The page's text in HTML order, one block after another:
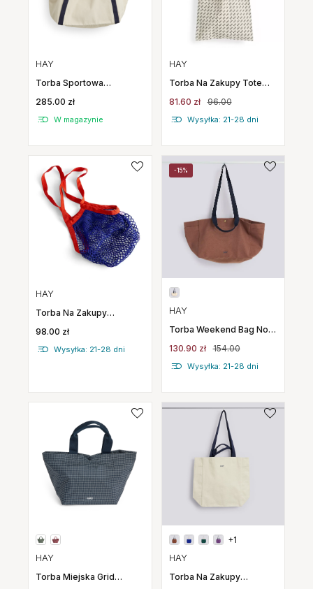
HAY
Torba Sportowa
Szara Hay
285.00 zł
W magazynie
HAY
Torba Na Zakupy Tote
81.60 zł 96.00
Wysyłka: 21-28 dni
HAY
Torba Na Zakupy
Ciemnoniebieska Hay
98.00 zł
Wysyłka: 21-28 dni
-15%
HAY
Torba Weekend Bag No 2
130.90 zł 154.00
Wysyłka: 21-28 dni
HAY
Torba Miejska Grid
+1
HAY
Torba Na Zakupy